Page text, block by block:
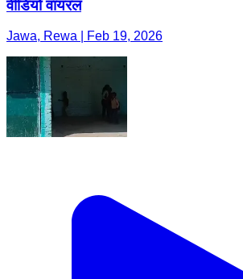
वीडियो वायरल
Jawa, Rewa | Feb 19, 2026